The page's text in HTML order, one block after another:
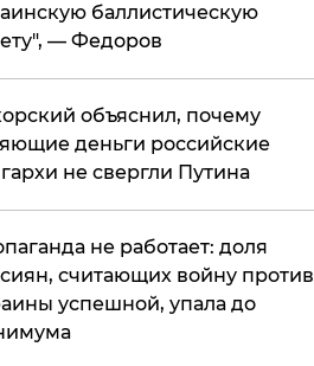
баллистическую
— Федоров
объяснил, почему
деньги российские
не свергли Путина
не работает: доля
считающих войну против
успешной, упала до